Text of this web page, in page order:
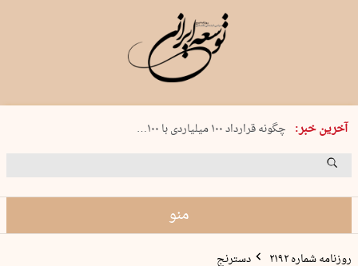
آخرین خبر:
شنبه 17 مرداد 1405 شماره 2244
چگونه قرارداد ۱۰۰ میلیاردی با ۱۰۰…
پنجره‌ای که باز نشد
منو
روزنامه شماره ۲۱۹۲ دسترنج